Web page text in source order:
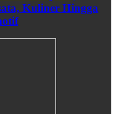
Kuliner Hingga